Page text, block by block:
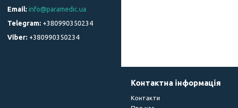
info@paramedic.ua
+380990350234
+380990350234
Контактна інформація
Контакти